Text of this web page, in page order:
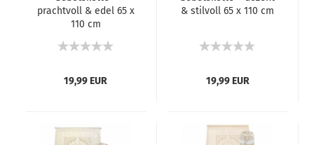
prachtvoll & edel 65 x
110 cm
19,99 EUR
& stilvoll 65 x 110 cm
19,99 EUR